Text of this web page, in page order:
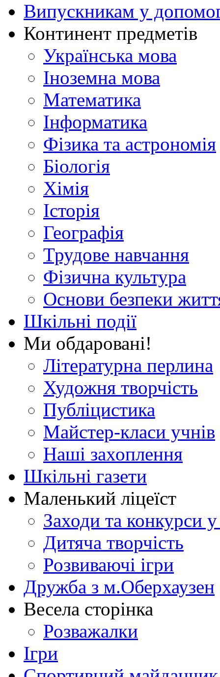
Випускникам у
Континент предметів
Українська мова
Іноземна мова
Математика
Інформатика
Фізика та астрономія
Біологія
Хімія
Історія
Географія
Трудове навчання
Фізична культура
Основи безпеки
Шкільні події
Ми обдаровані!
Літературна перлина
Художня творчість
Публіцистика
Майстер-класи учнів
Наші захоплення
Шкільні газети
Маленький ліцеїст
Заходи та конкурси у
Дитяча творчість
Розвиваючі ігри
Дружба з м.Оберхаузен
Весела сторінка
Розважалки
Ігри